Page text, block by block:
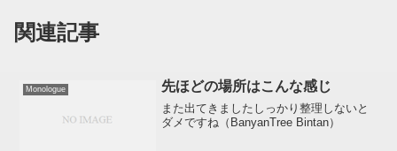
関連記事
Monologue 先ほどの場所はこんな感じ
また出てきましたしっかり整理しないと
ダメですね（BanyanTree Bintan）